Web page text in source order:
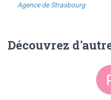
Agence de Strasbourg
Découvrez